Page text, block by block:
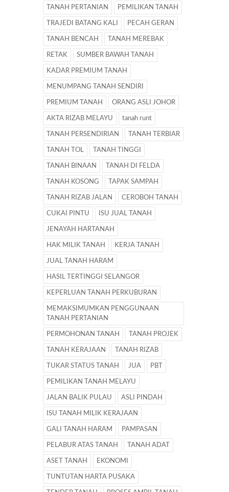
TANAH PERTANIAN PEMILIKAN TANAH
TRAJEDI BATANG KALI PECAH GERAN
TANAH BENCAH TANAH MEREBAK
RETAK SUMBER BAWAH TANAH
KADAR PREMIUM TANAH
MENUMPANG TANAH SENDIRI
PREMIUM TANAH ORANG ASLI JOHOR
AKTA RIZAB MELAYU tanah runt
TANAH PERSENDIRIAN TANAH TERBIAR
TANAH TOL TANAH TINGGI
TANAH BINAAN TANAH DI FELDA
TANAH KOSONG TAPAK SAMPAH
TANAH RIZAB JALAN CEROBOH TANAH
CUKAI PINTU ISU JUAL TANAH
JENAYAH HARTANAH
HAK MILIK TANAH KERJA TANAH
JUAL TANAH HARAM
HASIL TERTINGGI SELANGOR
KEPERLUAN TANAH PERKUBURAN
MEMAKSIMUMKAN PENGGUNAAN
TANAH PERTANIAN
PERMOHONAN TANAH TANAH PROJEK
TANAH KERAJAAN TANAH RIZAB
TUKAR STATUS TANAH JUA PBT
PEMILIKAN TANAH MELAYU
JALAN BALIK PULAU ASLI PINDAH
ISU TANAH MILIK KERAJAAN
GALI TANAH HARAM PAMPASAN
PELABUR ATAS TANAH TANAH ADAT
ASET TANAH EKONOMI
TUNTUTAN HARTA PUSAKA